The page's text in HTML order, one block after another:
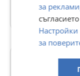
Още
с. Гълъбово
за
за